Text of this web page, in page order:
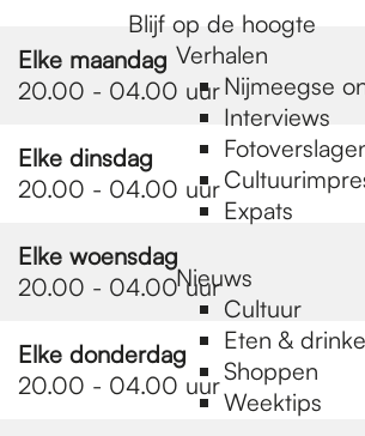
Blijf op de hoogte
Verhalen
Nijmeegse
Interviews
Expats
Nieuws
Cultuur
Eten &
Shoppen
Weektips
Elke maandag
20.00 - 04.00 uur
Elke dinsdag
20.00 - 04.00 uur
Elke woensdag
20.00 - 04.00 uur
Elke donderdag
20.00 - 04.00 uur